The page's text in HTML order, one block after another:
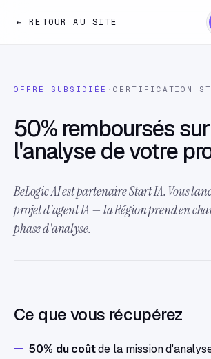
← RETOUR AU SITE
OFFRE SUBSIDIÉE · CERTIFICATION
50% remboursés sur
l'analyse de votre
BeLogic AI est partenaire Start IA. Vous
projet d'agent IA — la Région prend en
phase d'analyse.
Ce que vous récupérez
50% du coûtde la mission